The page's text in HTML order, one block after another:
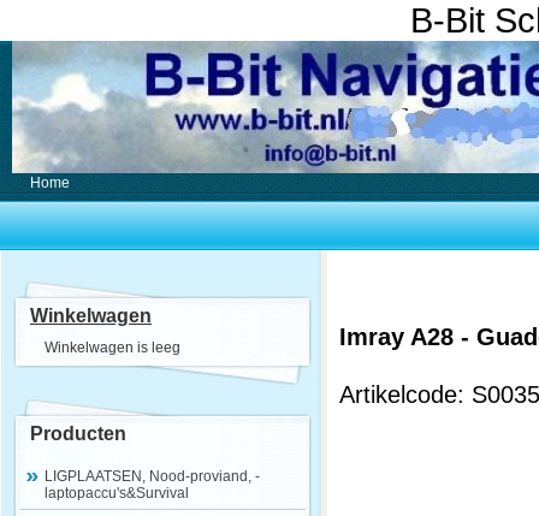
B-Bit
Home
Winkelwagen
Winkelwagen is leeg
Producten
LIGPLAATSEN, Nood-proviand, -
laptopaccu's&Survival
Imray A28 -
Artikelcode: